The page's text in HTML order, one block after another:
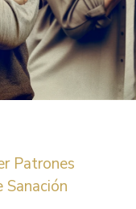
Patrones
Sanación